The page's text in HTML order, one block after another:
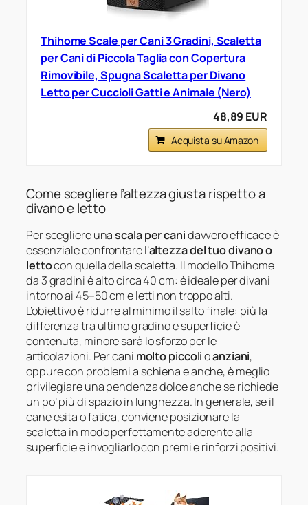
Thihome Scale per Cani 3 Gradini, Scaletta
per Cani di Piccola Taglia con Copertura
Rimovibile, Spugna Scaletta per Divano
Letto per Cuccioli Gatti e Animale (Nero)
48,89 EUR
Acquista su Amazon
Come scegliere l’altezza giusta rispetto a
divano e letto
Per scegliere unascala per canidavvero efficace è
essenziale confrontare l’altezza del tuo divano o
lettocon quella della scaletta. Il modello Thihome
da 3 gradini è alto circa 40 cm: è ideale per divani
intorno ai 45–50 cm e letti non troppo alti.
L’obiettivo è ridurre al minimo il salto finale: più la
differenza tra ultimo gradino e superficie è
contenuta, minore sarà lo sforzo per le
articolazioni. Per cani molto piccolioanziani,
oppure con problemi a schiena e anche, è meglio
privilegiare una pendenza dolce anche se richiede
un po’ più di spazio in lunghezza. In generale, se il
cane esita o fatica, conviene posizionare la
scaletta in modo perfettamente aderente alla
superficie e invogliarlo con premi e rinforzi positivi.